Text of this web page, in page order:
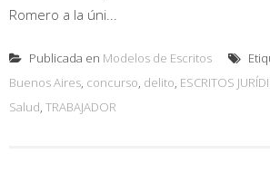
Romero a la úni...
Publicada en Modelos de Escritos
Buenos Aires, concurso, delito, ESCRITOS
Salud, TRABAJADOR